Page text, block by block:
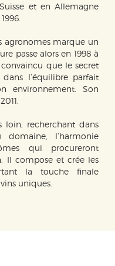
et en Allemagne
agronomes marque un
passe alors en 1998 à
, convaincu que le secret
l’équilibre parfait
environnement. Son
loin, recherchant dans
l’harmonie
qui procureront
Il compose et crée les
la touche finale
uniques.